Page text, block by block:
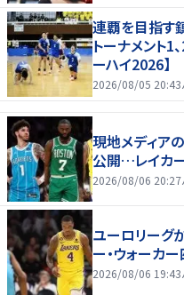
連覇を目指す
トーナメント1
ーハイ2026】
2026/08/05 20:43
現地メディア
公開…レイカ
2026/08/06 20:27
ユーロリーグ
ー・ウォーカ
2026/08/06 19:43